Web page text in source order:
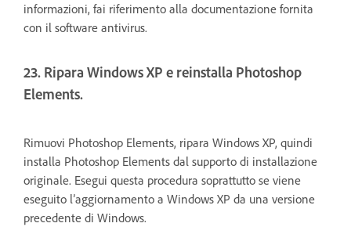
informazioni, fai riferimento alla documentazione fornita
con il software antivirus.
23. Ripara Windows XP e reinstalla Photoshop
Elements.
Rimuovi Photoshop Elements, ripara Windows XP, quindi
installa Photoshop Elements dal supporto di installazione
originale. Esegui questa procedura soprattutto se viene
eseguito l’aggiornamento a Windows XP da una versione
precedente di Windows.